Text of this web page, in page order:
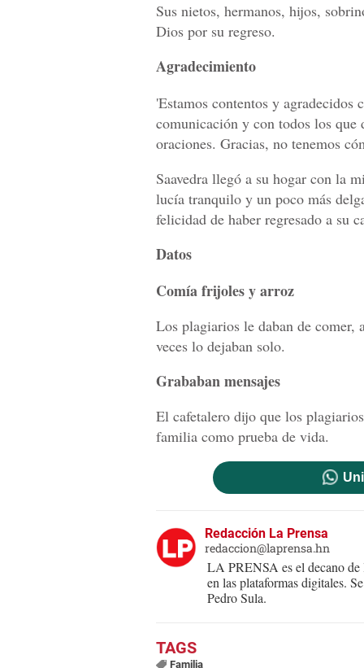
Sus nietos, hermanos, hijos,
Dios por su regreso.
Agradecimiento
'Estamos contentos y agradecidos
comunicación y con todos los que
oraciones. Gracias, no tenemos
Saavedra llegó a su hogar con la
lucía tranquilo y un poco más
felicidad de haber regresado a su
Datos
Comía frijoles y arroz
Los plagiarios le daban de
veces lo dejaban solo.
Grababan mensajes
El cafetalero dijo que los
familia como prueba de vida.
Redacción La Prensa
redaccion@laprensa.hn
LA PRENSA es el decano de
en las plataformas digitales.
Pedro Sula.
Familia